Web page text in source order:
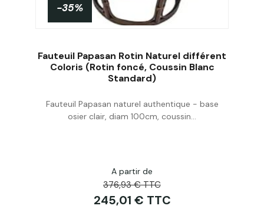
-35%
Fauteuil Papasan Rotin Naturel différent
Coloris (Rotin foncé, Coussin Blanc
Standard)
Fauteuil Papasan naturel authentique - base
osier clair, diam 100cm, coussin...
A partir de
376,93 € TTC
245,01 € TTC